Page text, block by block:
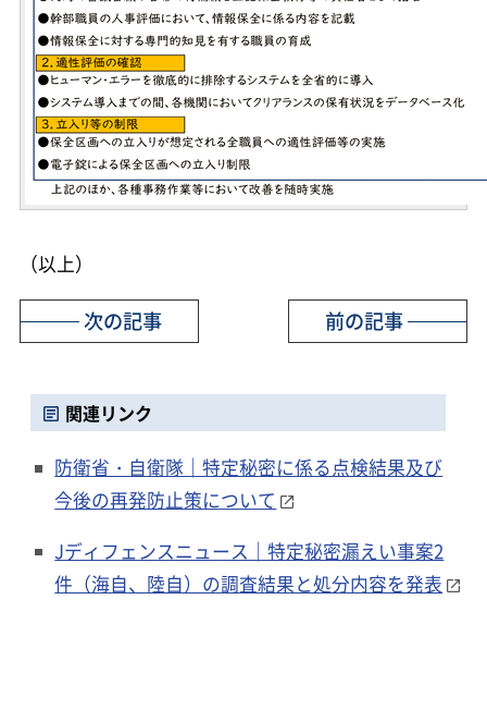
（以上）
前の記事
次の記事
関連リンク
防衛省・自衛隊｜特定秘密に係る点検結果及び
今後の再発防止策について
Jディフェンスニュース｜特定秘密漏えい事案2
件（海自、陸自）の調査結果と処分内容を発表